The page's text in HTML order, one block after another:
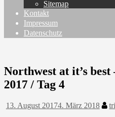
Sitemap
Kontakt
Impressum
Datenschutz
Northwest at it’s
2017 / Tag 4
13. August 20174. März 2018